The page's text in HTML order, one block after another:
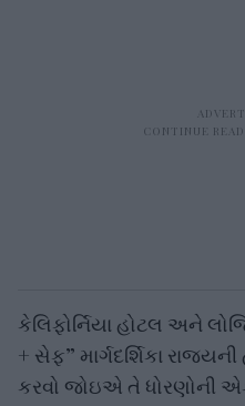
કેલિફોર્નિયા હોટલ અને
+ સેફ” માર્ગદર્શિકા
કરવો જોઇએ તે ધોરણોની